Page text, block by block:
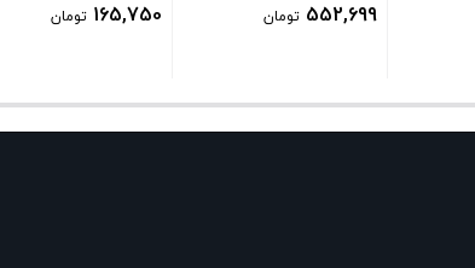
552,699 تومان
HOLOGRAMLI STICKER
165,750 تومان